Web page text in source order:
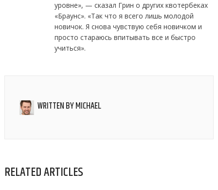
уровне», — сказал Грин о других квотербеках
«Браунс». «Так что я всего лишь молодой
новичок. Я снова чувствую себя новичком и
просто стараюсь впитывать все и быстро
учиться».
WRITTEN BYMICHAEL
RELATED ARTICLES